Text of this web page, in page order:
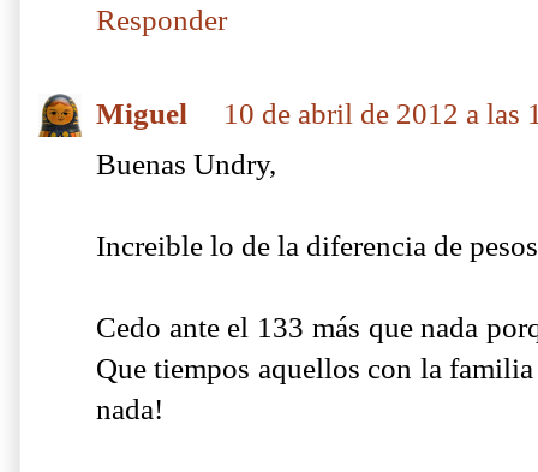
Responder
Miguel
10 de abril de 2012 a las
Buenas Undry,
Increible lo de la diferencia de
Cedo ante el 133 más que nada
Que tiempos aquellos con la
nada!